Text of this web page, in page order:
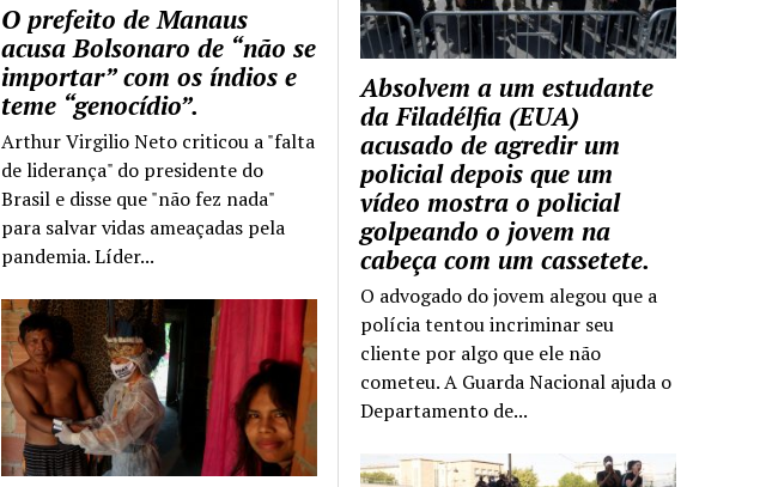
Absolvem a um estudante
da Filadélfia (EUA)
acusado de agredir um
policial depois que um
vídeo mostra o policial
golpeando o jovem na
cabeça com um cassetete.
O advogado do jovem alegou que a
polícia tentou incriminar seu
cliente por algo que ele não
cometeu. A Guarda Nacional ajuda o
Departamento de...
O prefeito de Manaus
acusa Bolsonaro de “não se
importar” com os índios e
teme “genocídio”.
Arthur Virgilio Neto criticou a "falta
de liderança" do presidente do
Brasil e disse que "não fez nada"
para salvar vidas ameaçadas pela
pandemia. Líder...